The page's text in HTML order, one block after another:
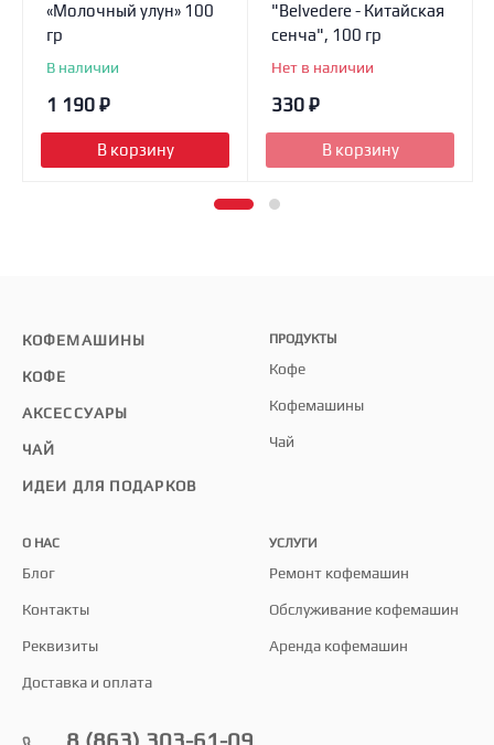
«Молочный улун» 100
гр
В наличии
1 190 ₽
В корзину
"Belvedere - Китайская
сенча", 100 гр
Нет в наличии
330 ₽
В корзину
КОФЕМАШИНЫ
КОФЕ
АКСЕССУАРЫ
ЧАЙ
ИДЕИ ДЛЯ ПОДАРКОВ
ПРОДУКТЫ
Кофе
Кофемашины
Чай
О НАС
Блог
Контакты
Реквизиты
Доставка и оплата
УСЛУГИ
Ремонт кофемашин
Обслуживание кофемашин
Аренда кофемашин